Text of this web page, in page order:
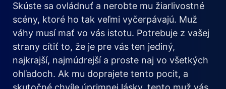
Skúste sa ovládnuť a nerobte mu žiarlivostné
scény, ktoré ho tak veľmi vyčerpávajú. Muž
váhy musí mať vo vás istotu. Potrebuje z vašej
strany cítiť to, že je pre vás ten jediný,
najkrajší, najmúdrejší a proste naj vo všetkých
ohľadoch. Ak mu doprajete tento pocit, a